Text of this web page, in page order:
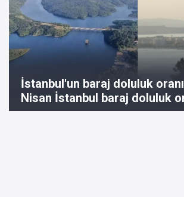
İstanbul'un baraj doluluk
Nisan İstanbul baraj doluluk